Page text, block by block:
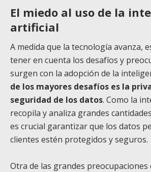
El miedo al uso de la
artificial
A medida que la tecnología avanza,
tener en cuenta los desafíos y
surgen con la adopción de la
de los mayores desafíos es la
seguridad de los datos. Como la
recopila y analiza grandes
es crucial garantizar que los datos
clientes estén protegidos y seguros.
Otra de las grandes preocupaciones